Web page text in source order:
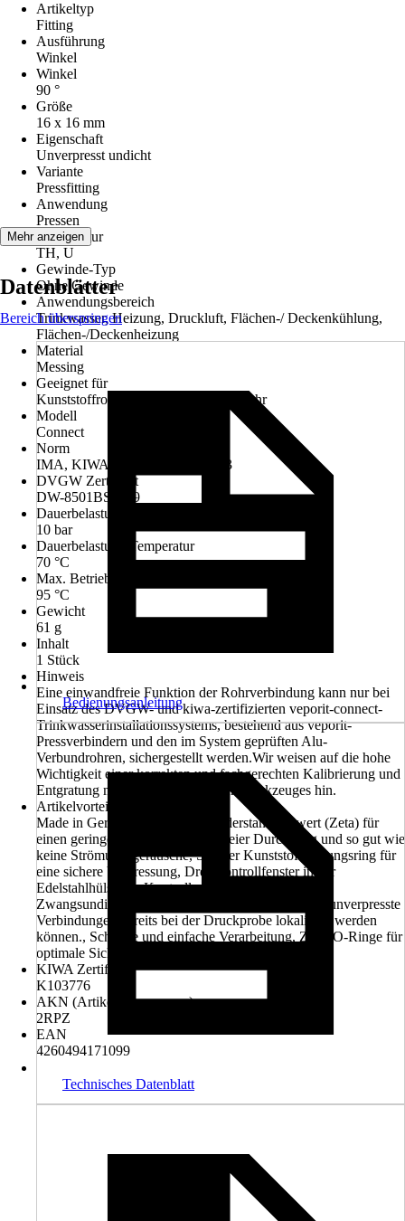
Artikeltyp
Fitting
Ausführung
Winkel
Winkel
90 °
Größe
16 x 16 mm
Eigenschaft
Unverpresst undicht
Variante
Pressfitting
Anwendung
Pressen
Presskontur
TH, U
Gewinde-Typ
Ohne Gewinde
Anwendungsbereich
Trinkwasser, Heizung, Druckluft, Flächen-/ Deckenkühlung,
Flächen-/Deckenheizung
Material
Messing
Geeignet für
Kunststoffrohr, Mehrschichtverbundrohr
Modell
Connect
Norm
IMA, KIWA, ÜA, EN ISO 21003
DVGW Zertifikat
DW-8501BS5049
Dauerbelastung Druck
10 bar
Dauerbelastung Temperatur
70 °C
Max. Betriebstemperatur
95 °C
Gewicht
61 g
Inhalt
1 Stück
Hinweis
Eine einwandfreie Funktion der Rohrverbindung kann nur bei
Einsatz des DVGW- und kiwa-zertifizierten veporit-connect-
Trinkwasserinstallationssystems, bestehend aus veporit-
Pressverbindern und den im System geprüften Alu-
Verbundrohren, sichergestellt werden.Wir weisen auf die hohe
Wichtigkeit einer korrekten und fachgerechten Kalibrierung und
Entgratung mittels eines geeigneten Werkzeuges hin.
Artikelvorteil
Made in Germany, Sehr guter Widerstandsbeiwert (Zeta) für
einen geringeren Druckverlust, Freier Durchgang und so gut wie
keine Strömungsgeräusche, Stabiler Kunststoffführungsring für
eine sichere Verpressung, Drei Kontrollfenster in der
Edelstahlhülse zur Kontrolle der Einstecktiefe, Die
Zwangsundichtigkeit des Systems sorgt dafür, dass unverpresste
Verbindungen bereits bei der Druckprobe lokalisiert werden
können., Schnelle und einfache Verarbeitung, Zwei O-Ringe für
optimale Sicherheit
KIWA Zertifikat
K103776
AKN (Artikelkurznummer)
2RPZ
EAN
4260494171099
Mehr anzeigen
Datenblätter
Bereich überspringen
Bedienungsanleitung
Technisches Datenblatt